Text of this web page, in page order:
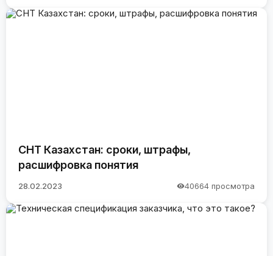
СНТ Казахстан: сроки, штрафы,
расшифровка понятия
28.02.2023 40664 просмотра